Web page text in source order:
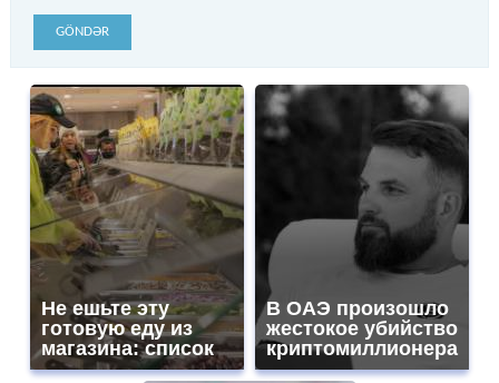
GÖNDƏR
Не ешьте эту
готовую еду из
магазина: список
В ОАЭ произошло
жестокое убийство
криптомиллионера